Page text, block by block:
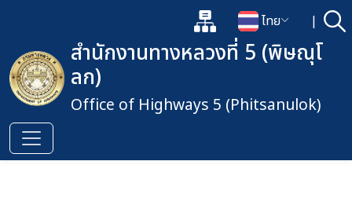
แผนผังเว็บไซต์
เปลี่ยนภาษา
ไทย | ค้
เปิดกล่องค้นหาข้อมูลหลักของเ
สำนักงานทางหลวงที่ 5 (พิษณุโ
ลก)
Office of Highways 5 (Phitsanulok)